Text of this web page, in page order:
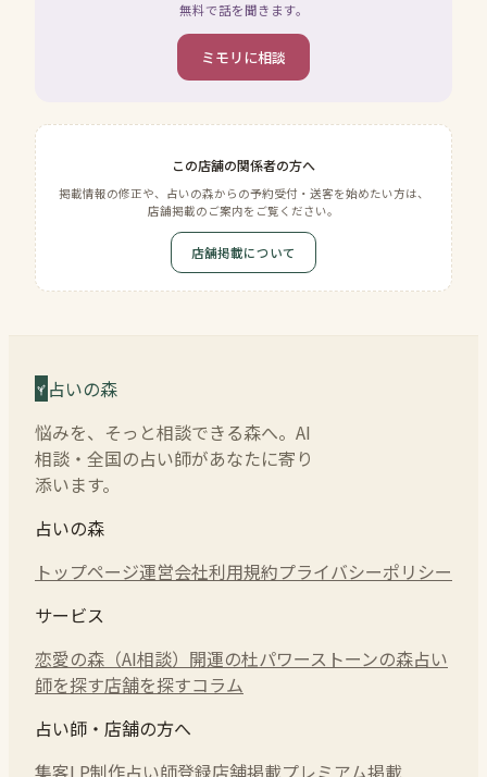
無料で話を聞きます。
ミモリに相談
この店舗の関係者の方へ
掲載情報の修正や、占いの森からの予約受付・送客を始めたい方は、
店舗掲載のご案内をご覧ください。
店舗掲載について
占いの森
悩みを、そっと相談できる森へ。AI
相談・全国の占い師があなたに寄り
添います。
占いの森
トップページ運営会社利用規約プライバシーポリシー
サービス
恋愛の森（AI相談） 開運の杜パワーストーンの森占い
師を探す店舗を探すコラム
占い師・店舗の方へ
集客LP制作占い師登録店舗掲載プレミアム掲載